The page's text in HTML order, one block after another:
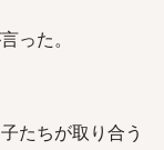
った。
たちが取り合う